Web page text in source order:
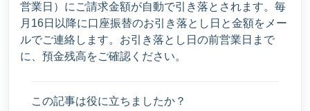
営業日）にご請求金額が自動で引き落とされます。毎
月16日以降に口座振替のお引き落とし日と金額をメー
ルでご連絡します。お引き落とし日の前営業日まで
に、預金残高をご確認ください。
この記事は役に立ちましたか？